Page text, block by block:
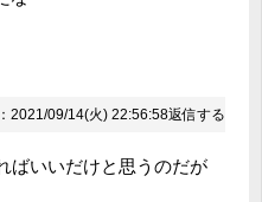
2021/09/14(火) 22:56:58返信する
ばいいだけと思うのだが